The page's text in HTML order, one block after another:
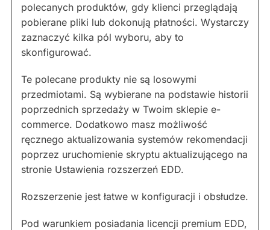
polecanych produktów, gdy klienci przeglądają
pobierane pliki lub dokonują płatności. Wystarczy
zaznaczyć kilka pól wyboru, aby to
skonfigurować.
Te polecane produkty nie są losowymi
przedmiotami. Są wybierane na podstawie historii
poprzednich sprzedaży w Twoim sklepie e-
commerce. Dodatkowo masz możliwość
ręcznego aktualizowania systemów rekomendacji
poprzez uruchomienie skryptu aktualizującego na
stronie Ustawienia rozszerzeń EDD.
Rozszerzenie jest łatwe w konfiguracji i obsłudze.
Pod warunkiem posiadania licencji premium EDD,